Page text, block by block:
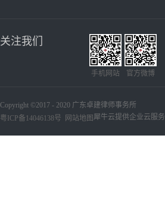
Copyright ©2017 - 2020 广东卓建律师事务所
粤ICP备14046138号 网站地图 犀牛云提供企业云服务
关注我们
手机网站 官方微博